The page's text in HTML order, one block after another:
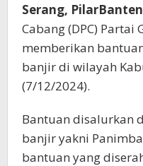
Serang,
Cabang (DPC) Partai
memberikan
banjir di wilayah
(7/12/2024).
Bantuan disalurkan
banjir yakni
bantuan yang